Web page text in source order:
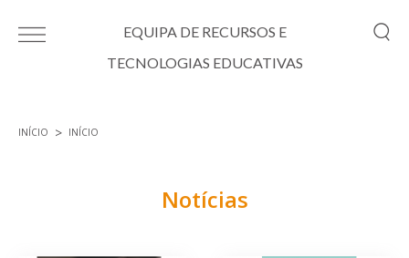
EQUIPA DE RECURSOS E
TECNOLOGIAS EDUCATIVAS
INÍCIO INÍCIO
Notícias